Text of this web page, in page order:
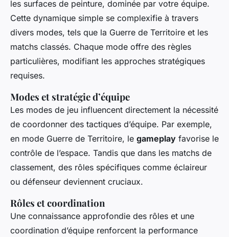
les surfaces de peinture, dominée par votre équipe.
Cette dynamique simple se complexifie à travers
divers modes, tels que la Guerre de Territoire et les
matchs classés. Chaque mode offre des règles
particulières, modifiant les approches stratégiques
requises.
Modes et stratégie d’équipe
Les modes de jeu influencent directement la nécessité
de coordonner des tactiques d’équipe. Par exemple,
en mode Guerre de Territoire, le gameplay favorise le
contrôle de l’espace. Tandis que dans les matchs de
classement, des rôles spécifiques comme éclaireur
ou défenseur deviennent cruciaux.
Rôles et coordination
Une connaissance approfondie des rôles et une
coordination d’équipe renforcent la performance